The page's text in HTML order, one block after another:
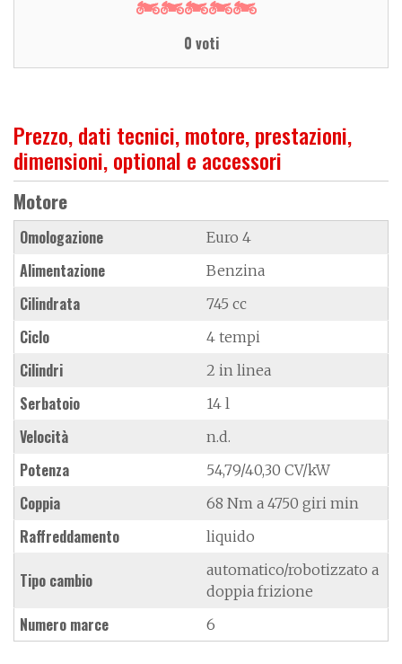
0 voti
Prezzo, dati tecnici, motore, prestazioni,
dimensioni, optional e accessori
Motore
Omologazione Euro 4
Alimentazione Benzina
Cilindrata 745 cc
Ciclo 4 tempi
Cilindri 2 in linea
Serbatoio 14 l
Velocità n.d.
Potenza 54,79/40,30 CV/kW
Coppia 68 Nm a 4750 giri min
Raffreddamento liquido
Tipo cambio
automatico/robotizzato a
doppia frizione
Numero marce 6